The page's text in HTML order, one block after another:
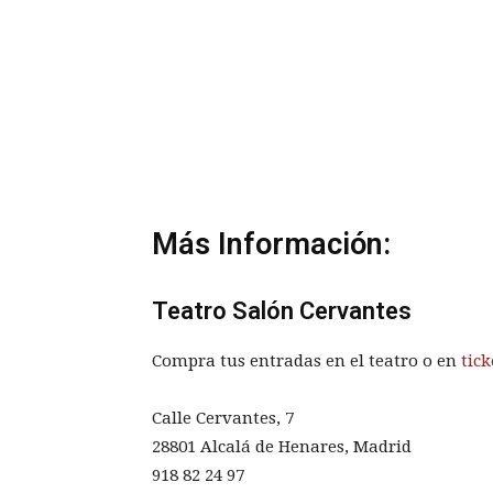
Más Información:
Teatro Salón Cervantes
Compra tus entradas en el teatro o en
Calle Cervantes, 7
28801 Alcalá de Henares, Madrid
918 82 24 97